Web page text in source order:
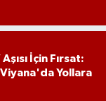
İçin Fırsat:
Yollara